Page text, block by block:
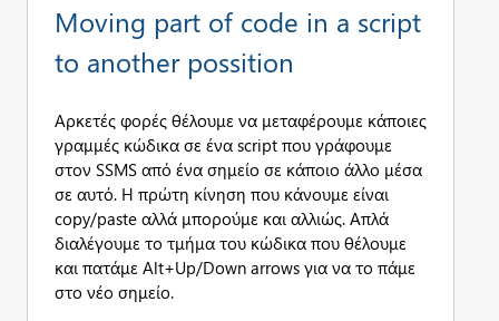
Moving part of code in a script
to another possition
Αρκετές φορές θέλουμε να μεταφέρουμε κάποιες
γραμμές κώδικα σε ένα script που γράφουμε
στον SSMS από ένα σημείο σε κάποιο άλλο μέσα
σε αυτό. Η πρώτη κίνηση που κάνουμε είναι
copy/paste αλλά μπορούμε και αλλιώς. Απλά
διαλέγουμε το τμήμα του κώδικα που θέλουμε
και πατάμε Alt+Up/Down arrows για να το πάμε
στο νέο σημείο.